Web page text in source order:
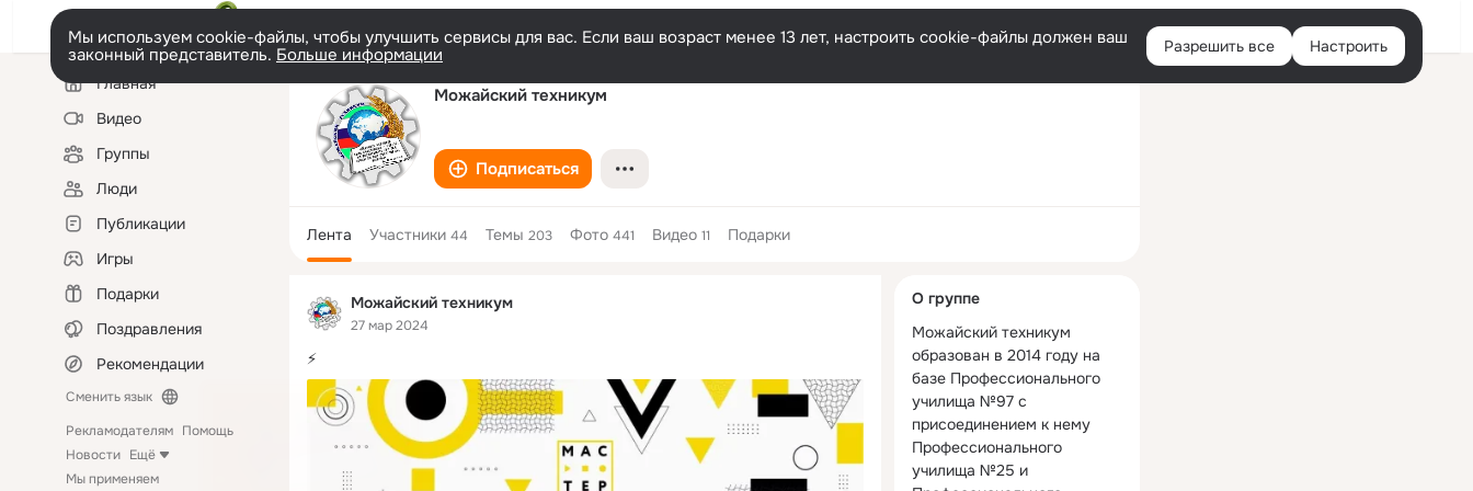
Войти
Мы используем cookie-файлы, чтобы улучшить сервисы для вас. Если ваш возраст менее 13 лет, настроить cookie-файлы должен ваш
законный представитель. Больше информации Разрешить все Настроить
Левая
колонкаГлавная
Видео
Группы
Люди
Публикации
Игры
Подарки
Поздравления
Рекомендации
Сменить язык
Рекламодателям Помощь
Новости Ещё
Мы применяем
Можайский техникум
Подписаться
Лента Участники 44 Темы 203 Фото 441 Видео 11 Подарки
Можайский техникум
27 мар 2024
⚡️
колонка
О группе
Можайский техникум
образован в 2014 году на
базе Профессионального
училища №97 с
присоединением к нему
Профессионального
училища №25 и